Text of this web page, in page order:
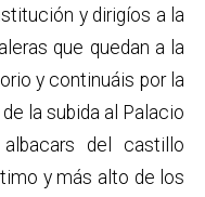
y dirigíos a la
que quedan a la
y continuáis por la
la subida al Palacio
del castillo
y más alto de los